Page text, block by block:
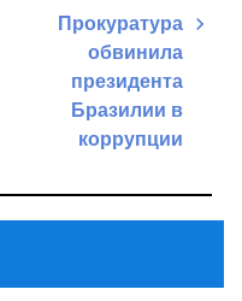
Прокуратура
обвинила
президента
Бразилии в
коррупции